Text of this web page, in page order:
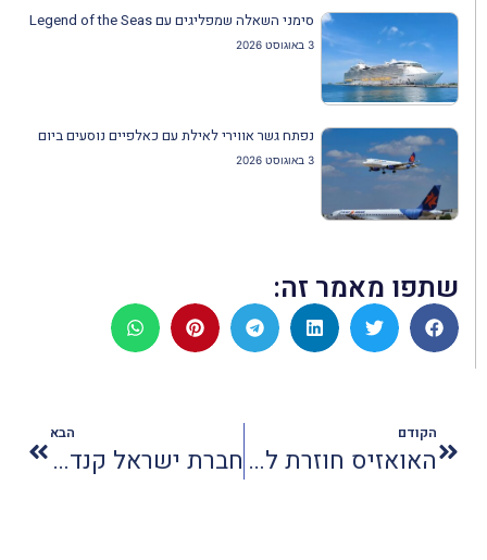
סימני השאלה שמפליגים עם Legend of the Seas
3 באוגוסט 2026
נפתח גשר אווירי לאילת עם כאלפיים נוסעים ביום
3 באוגוסט 2026
שתפו מאמר זה:
הקודם
האואזיס חוזרת לפעילות לאחר שיפוצים
הבא
חברת ישראל קנדה תפעיל את מלון סוליי באילת